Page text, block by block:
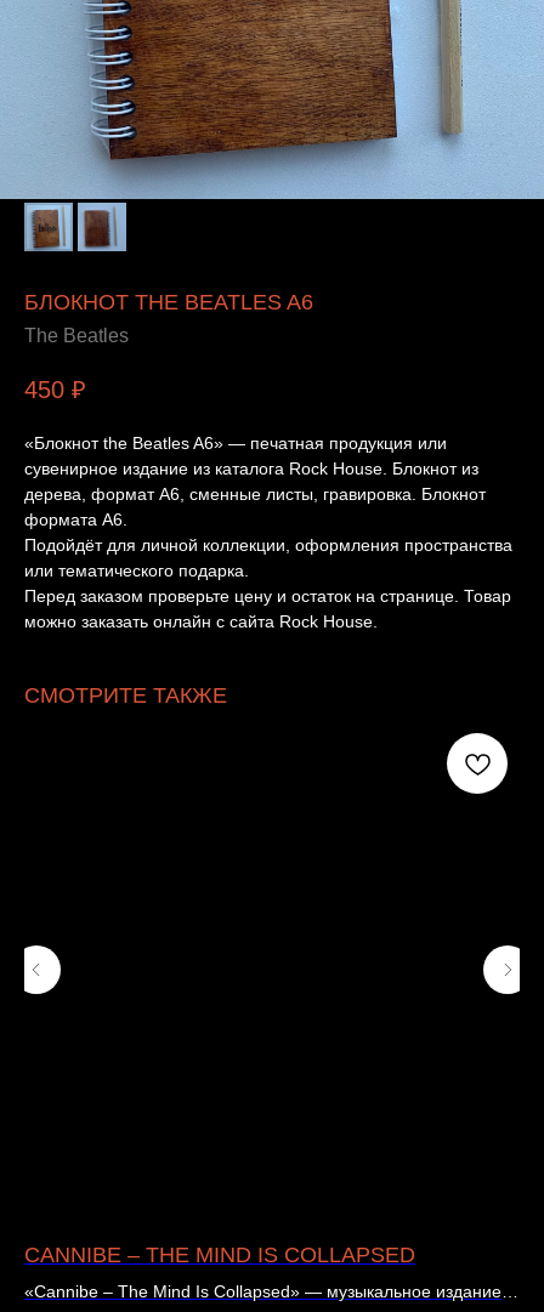
БЛОКНОТ THE BEATLES A6
The Beatles
450 ₽
«Блокнот the Beatles A6» — печатная продукция или
сувенирное издание из каталога Rock House. Блокнот из
дерева, формат A6, сменные листы, гравировка. Блокнот
формата А6.
Подойдёт для личной коллекции, оформления пространства
или тематического подарка.
Перед заказом проверьте цену и остаток на странице. Товар
можно заказать онлайн с сайта Rock House.
СМОТРИТЕ ТАКЖЕ
CANNIBE – THE MIND IS COLLAPSED
«Cannibe – The Mind Is Collapsed» — музыкальное издание.